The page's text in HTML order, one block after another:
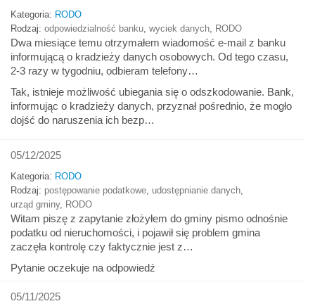
Kategoria: RODO
Rodzaj: odpowiedzialność banku wyciek danych RODO
Dwa miesiące temu otrzymałem wiadomość e-mail z banku
informującą o kradzieży danych osobowych. Od tego czasu,
2-3 razy w tygodniu, odbieram telefony…
Tak, istnieje możliwość ubiegania się o odszkodowanie. Bank,
informując o kradzieży danych, przyznał pośrednio, że mogło
dojść do naruszenia ich bezp…
05/12/2025
Kategoria: RODO
Rodzaj: postępowanie podatkowe udostępnianie danych
urząd gminy, RODO
Witam piszę z zapytanie złożyłem do gminy pismo odnośnie
podatku od nieruchomości, i pojawił się problem gmina
zaczęła kontrolę czy faktycznie jest z…
Pytanie oczekuje na odpowiedź
05/11/2025